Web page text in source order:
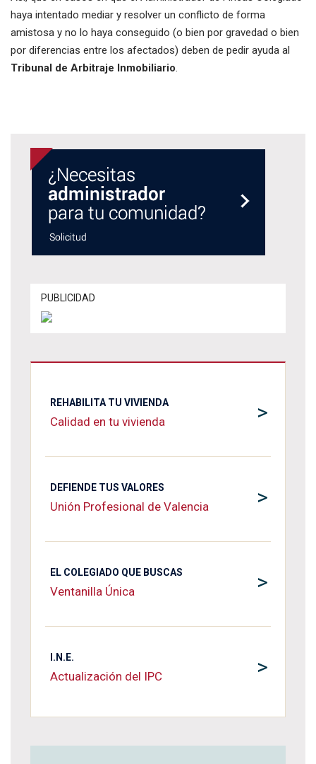
haya intentado mediar y resolver un conflicto de forma
amistosa y no lo haya conseguido (o bien por gravedad o bien
por diferencias entre los afectados) deben de pedir ayuda al
Tribunal de Arbitraje Inmobiliario.
PUBLICIDAD
>
REHABILITA TU VIVIENDA
Calidad en tu vivienda
>
DEFIENDE TUS VALORES
Unión Profesional de Valencia
>
EL COLEGIADO QUE BUSCAS
Ventanilla Única
>
I.N.E.
Actualización del IPC